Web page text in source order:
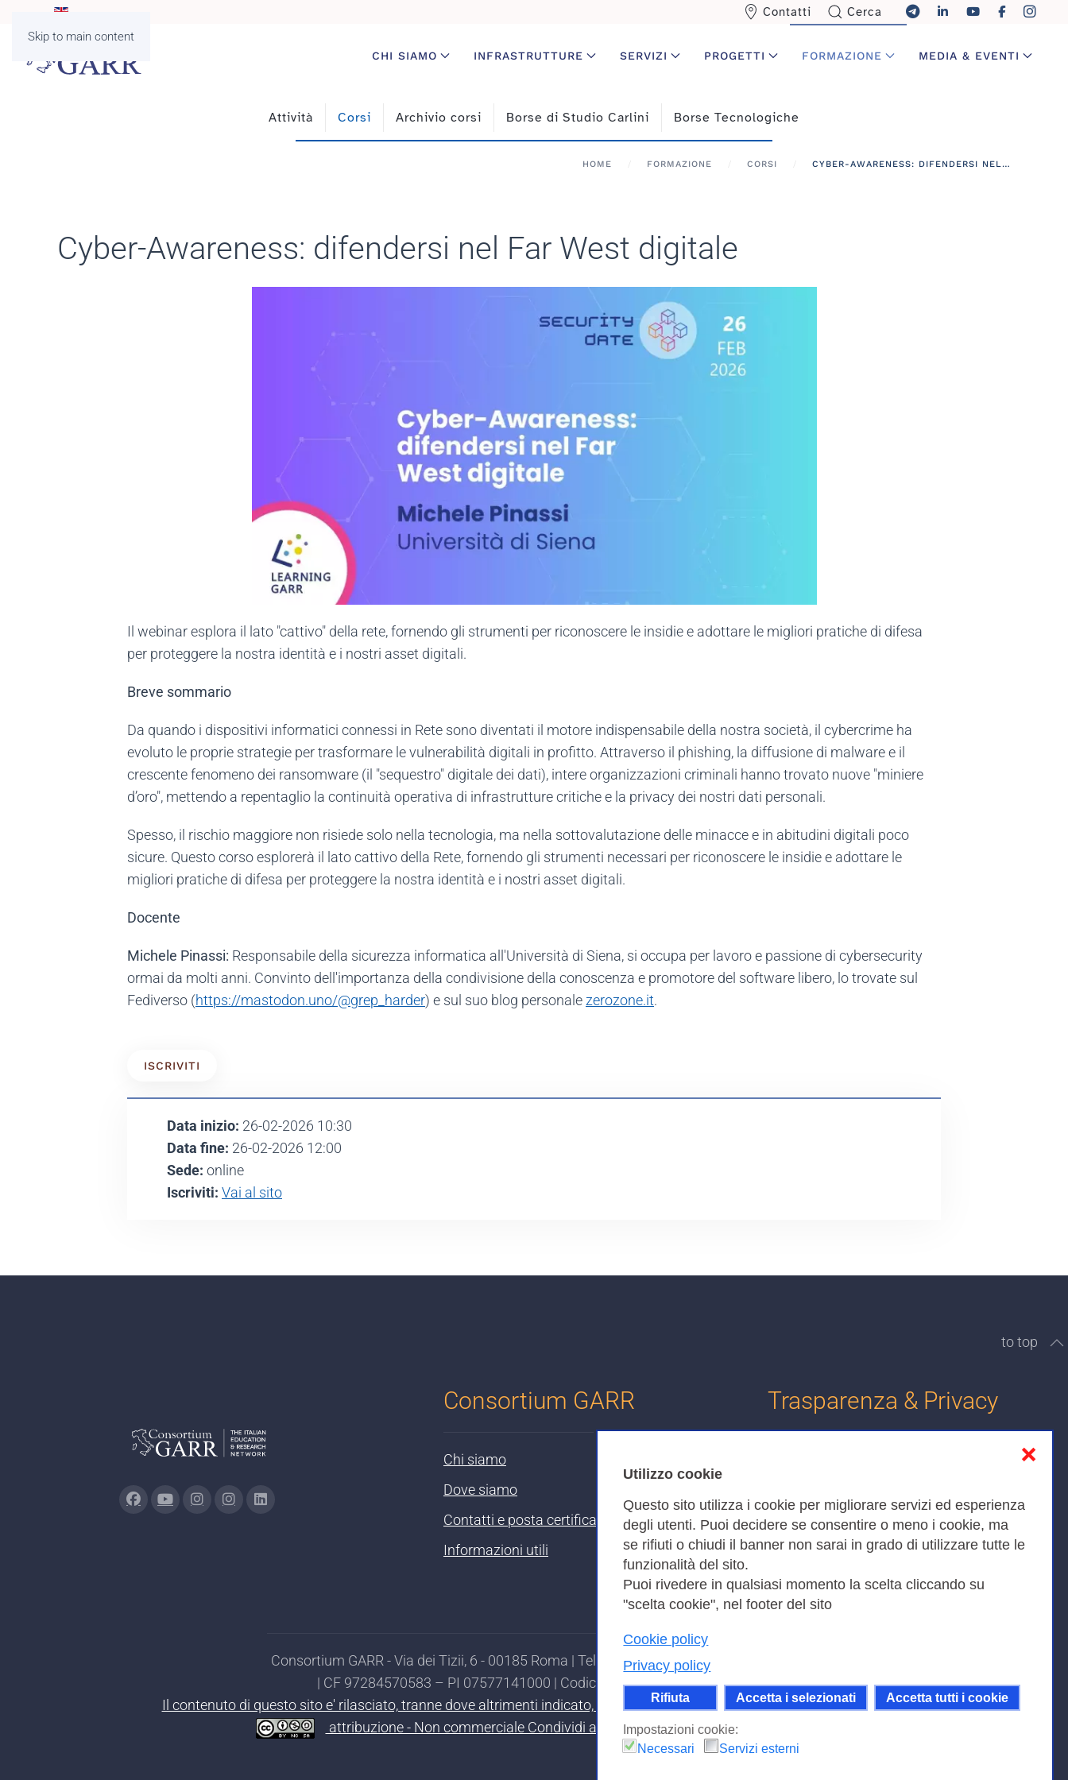
Utilizzo cookie
Questo sito utilizza i cookie per migliorare servizi ed esperienza
degli utenti. Puoi decidere se consentire o meno i cookie, ma
se rifiuti o chiudi il banner non sarai in grado di utilizzare tutte le
funzionalità del sito.
Puoi rivedere in qualsiasi momento la scelta cliccando su
"scelta cookie", nel footer del sito
Cookie policy
Privacy policy
Rifiuta Accetta i selezionati Accetta tutti i cookie
❌
Impostazioni cookie:
Necessari
Servizi esterni
Skip to main content
Contatti Cerca
CHI SIAMO INFRASTRUTTURE SERVIZI PROGETTI FORMAZIONE MEDIA & EVENTI
Attività Corsi Archivio corsi Borse di Studio Carlini Borse Tecnologiche
HOME FORMAZIONE CORSI CYBER-AWARENESS: DIFENDERSI NEL FAR WEST DIGITALE
Cyber-Awareness: difendersi nel Far West digitale
Il webinar esplora il lato "cattivo" della rete, fornendo gli strumenti per riconoscere le insidie e adottare le migliori pratiche di difesa
per proteggere la nostra identità e i nostri asset digitali.
Breve sommario
Da quando i dispositivi informatici connessi in Rete sono diventati il motore indispensabile della nostra società, il cybercrime ha
evoluto le proprie strategie per trasformare le vulnerabilità digitali in profitto. Attraverso il phishing, la diffusione di malware e il
crescente fenomeno dei ransomware (il "sequestro" digitale dei dati), intere organizzazioni criminali hanno trovato nuove "miniere
d’oro", mettendo a repentaglio la continuità operativa di infrastrutture critiche e la privacy dei nostri dati personali.
Spesso, il rischio maggiore non risiede solo nella tecnologia, ma nella sottovalutazione delle minacce e in abitudini digitali poco
sicure. Questo corso esplorerà il lato cattivo della Rete, fornendo gli strumenti necessari per riconoscere le insidie e adottare le
migliori pratiche di difesa per proteggere la nostra identità e i nostri asset digitali.
Docente
Michele Pinassi: Responsabile della sicurezza informatica all'Università di Siena, si occupa per lavoro e passione di cybersecurity
ormai da molti anni. Convinto dell'importanza della condivisione della conoscenza e promotore del software libero, lo trovate sul
Fediverso (https://mastodon.uno/@grep_harder) e sul suo blog personale zerozone.it.
ISCRIVITI
Data inizio: 26-02-2026 10:30
Data fine: 26-02-2026 12:00
Sede: online
Iscriviti: Vai al sito
to top
Consortium GARR
Chi siamo
Dove siamo
Contatti e posta certificata
Informazioni utili
Trasparenza & Privacy
Amministrazione trasparente
Bandi di Gara
Consortium GARR - Via dei Tizii, 6 - 00185 Roma | Tel. 0649622000 - Fax 0649622044
| CF 97284570583 – PI 07577141000 | Codice Destinatario 7EU9KEU |
Il contenuto di questo sito e' rilasciato, tranne dove altrimenti indicato, secondo i termini della licenza Creative Commons
attribuzione - Non commerciale Condividi allo stesso modo 4.0 Internazionale.